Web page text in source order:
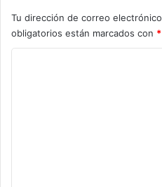
Tu dirección de correo
obligatorios están marcados con *